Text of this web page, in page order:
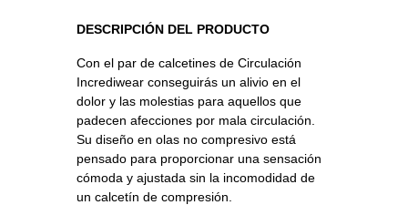
DESCRIPCIÓN DEL PRODUCTO
Con el par de calcetines de Circulación
Incrediwear conseguirás un alivio en el
dolor y las molestias para aquellos que
padecen afecciones por mala circulación.
Su diseño en olas no compresivo está
pensado para proporcionar una sensación
cómoda y ajustada sin la incomodidad de
un calcetín de compresión.